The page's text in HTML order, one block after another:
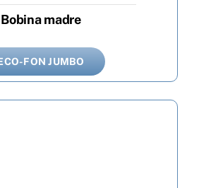
Bobina madre
FON JUMBO